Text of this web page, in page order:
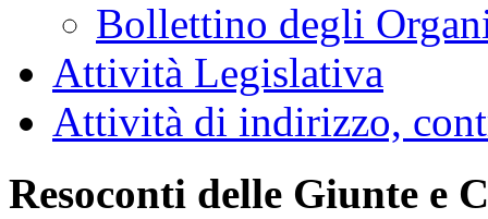
Bollettino degli
Attività Legislativa
Attività di indirizzo,
Resoconti delle Giunte e